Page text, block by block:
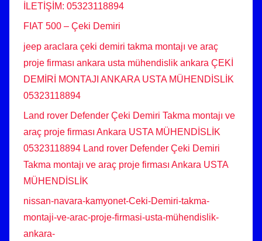
İLETİŞİM: 05323118894
FIAT 500 – Çeki Demiri
jeep araclara çeki demiri takma montajı ve araç
proje firması ankara usta mühendislik ankara ÇEKİ
DEMİRİ MONTAJI ANKARA USTA MÜHENDİSLİK
05323118894
Land rover Defender Çeki Demiri Takma montajı ve
araç proje firması Ankara USTA MÜHENDİSLİK
05323118894 Land rover Defender Çeki Demiri
Takma montajı ve araç proje firması Ankara USTA
MÜHENDİSLİK
nissan-navara-kamyonet-Ceki-Demiri-takma-
montaji-ve-arac-proje-firmasi-usta-mühendislik-
ankara-